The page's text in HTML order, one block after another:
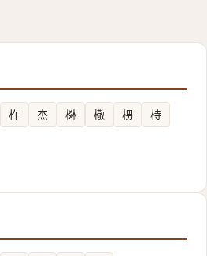
杵 杰 棥 㯳 㭷
㭙